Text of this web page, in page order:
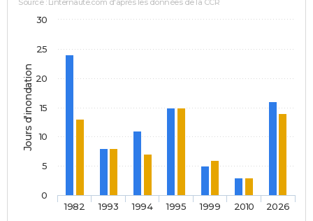
Jours d'inondation
Source : Linternaute.com d'après les données de la CCR
1982 1993 1994 1995 1999 2010 2026
0
5
10
15
20
25
30